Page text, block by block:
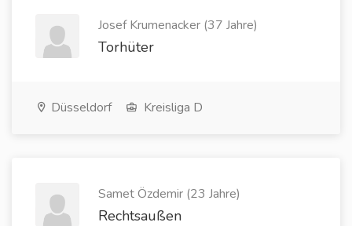
Josef Krumenacker (37 Jahre)
Torhüter
Düsseldorf Kreisliga D
Samet Özdemir (23 Jahre)
Rechtsaußen